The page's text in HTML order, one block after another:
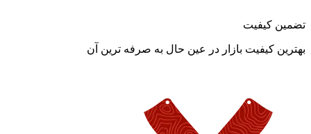
تضمین کیفیت
بهترین کیفیت بازار در عین حال به صرفه ترین آن